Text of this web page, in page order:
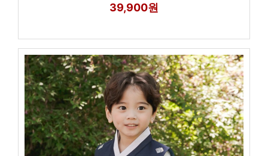
39,900원